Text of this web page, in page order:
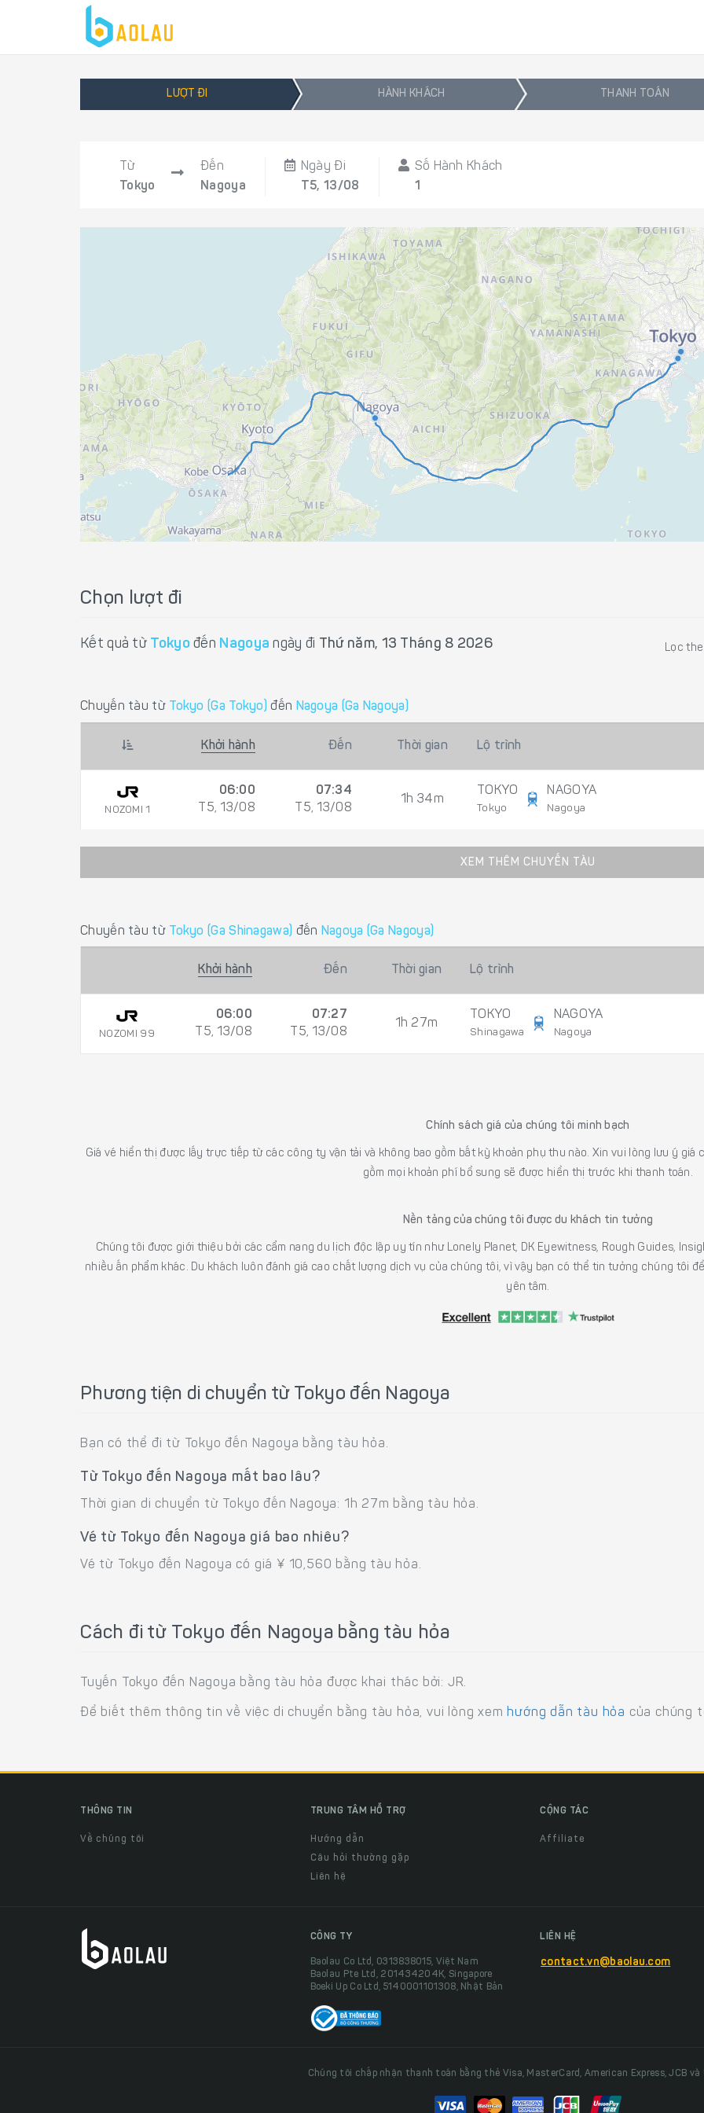
LƯỢT ĐI HÀNH KHÁCH THANH TOÁN
Từ
Tokyo
Đến
Nagoya
Ngày Đi
T5, 13/08
Số Hành Khách
1
Chọn lượt đi
Kết quả từ Tokyo đến Nagoya ngày đi Thứ năm, 13 Tháng 8 2026 Lọc
Chuyến tàu từ Tokyo (Ga Tokyo) đến Nagoya (Ga Nagoya)
Khởi hành Đến Thời gian Lộ trình
NOZOMI 1
06:00
T5, 13/08
07:34
T5, 13/08
1h 34m
TOKYO
Tokyo
NAGOYA
Nagoya
XEM THÊM CHUYẾN TÀU
Chuyến tàu từ Tokyo (Ga Shinagawa) đến Nagoya (Ga Nagoya)
Khởi hành Đến Thời gian Lộ trình
NOZOMI 99
06:00
T5, 13/08
07:27
T5, 13/08
1h 27m
TOKYO
Shinagawa
NAGOYA
Nagoya
Chính sách giá của chúng tôi minh bạch
Giá vé hiển thị được lấy trực tiếp từ các công ty vận tải và không bao gồm bất kỳ khoản phụ thu nào. Xin vui lòng lưu ý giá
gồm mọi khoản phí bổ sung sẽ được hiển thị trước khi thanh toán.
Nền tảng của chúng tôi được du khách tin tưởng
Chúng tôi được giới thiệu bởi các cẩm nang du lịch độc lập uy tín như Lonely Planet, DK Eyewitness, Rough Guides,
nhiều ấn phẩm khác. Du khách luôn đánh giá cao chất lượng dịch vụ của chúng tôi, vì vậy bạn có thể tin tưởng chúng tôi
yên tâm.
Phương tiện di chuyển từ Tokyo đến Nagoya
Bạn có thể đi từ Tokyo đến Nagoya bằng tàu hỏa.
Từ Tokyo đến Nagoya mất bao lâu?
Thời gian di chuyển từ Tokyo đến Nagoya: 1h 27m bằng tàu hỏa.
Vé từ Tokyo đến Nagoya giá bao nhiêu?
Vé từ Tokyo đến Nagoya có giá ¥ 10,560 bằng tàu hỏa.
Cách đi từ Tokyo đến Nagoya bằng tàu hỏa
Tuyến Tokyo đến Nagoya bằng tàu hỏa được khai thác bởi: JR.
Để biết thêm thông tin về việc di chuyển bằng tàu hỏa, vui lòng xem hướng dẫn tàu hỏa của chúng
THÔNG TIN
Về chúng tôi
TRUNG TÂM HỖ TRỢ
Hướng dẫn
Câu hỏi thường gặp
Liên hệ
CỘNG TÁC
Affiliate
CÔNG TY
Baolau Co Ltd, 0313838015, Việt Nam
Baolau Pte Ltd, 201434204K, Singapore
Boeki Up Co Ltd, 5140001101308, Nhật Bản
LIÊN HỆ
contact.vn@baolau.com
Chúng tôi chấp nhận thanh toán bằng thẻ Visa, MasterCard, American Express, JCB và